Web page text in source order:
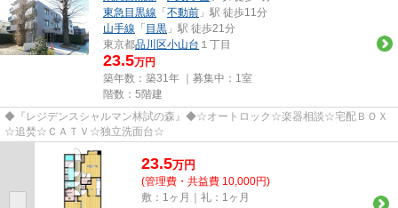
東急目黒線 「 不動前 」駅 徒歩11分
山手線 「 目黒 」駅 徒歩21分
東京都品川区小山台 １丁目
23.5万円
築年数：築31年 ｜募集中： 1室
階数：5階建
◆『レジデンスシャルマン林試の森』◆☆オートロック☆楽器相談☆宅配ＢＯＸ
☆追焚☆ＣＡＴＶ☆独立洗面台☆
23.5万円
(管理費・共益費 10,000円)
敷：1ヶ月｜礼：1ヶ月